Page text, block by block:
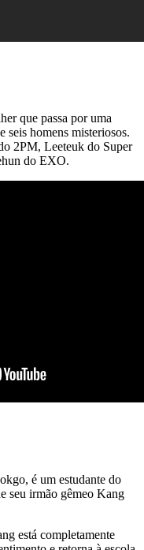
que passa por uma
seis homens misteriosos.
2PM, Leeteuk do Super
do EXO.
é um estudante do
seu irmão gêmeo Kang
está completamente